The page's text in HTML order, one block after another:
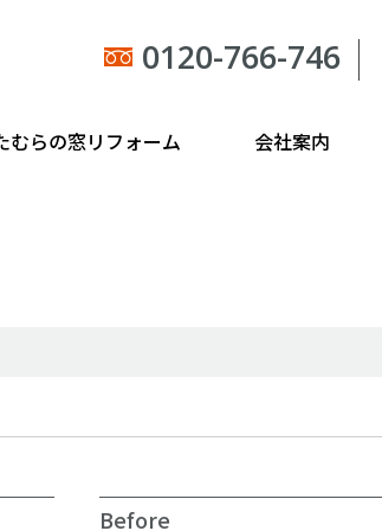
0120-766-746
むらの窓リフォーム 会社案内
Before